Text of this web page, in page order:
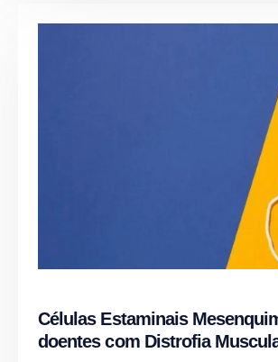
Células Estaminais
doentes com Distrofia